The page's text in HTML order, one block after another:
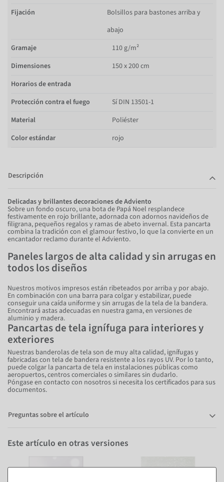
Fijación
Bolsillos para bastones arriba y
abajo
Gramaje
110 g/m²
Dimensiones
150 x 200 cm
Horarios de entrada
Protección contra el fuego
Sí DIN 13501-1
Material
Poliéster
Color estándar
rojo
Descripción
Delicadas y brillantes decoraciones de Adviento
Sobre un fondo oscuro, una bota de Papá Noel resplandece
festivamente en rojo brillante, adornada con adornos navideños de
filigrana, pequeños regalos y ramas de abeto invernal. Esta pancarta
combina la tradición con el glamour festivo, lo que la convierte en un
encantador reclamo durante el Adviento.
Paneles largos de alta calidad y sin arrugas en
todos los diseños
Nuestros motivos impresos están ribeteados por arriba y por abajo.
En combinación con una barra para colgar y estabilizar, puede
conseguir una caída uniforme y sin arrugas de la tela de la bandera.
Encontrará astas adecuadas en nuestra gama, en versiones de
aluminio y madera.
Pancartas de tela ignífuga para interiores y
exteriores
Nuestras banderolas de tela son de muy alta calidad, ignífugas y
fabricadas con tela de bandera resistente a los rayos UV. Por lo tanto,
puede colgar la pancarta de tela en instalaciones públicas como
aeropuertos, centros comerciales o similares sin dudarlo.
Póngase en contacto con nosotros si necesita los certificados para sus
documentos.
Preguntas sobre el artículo
Este artículo en otras versiones